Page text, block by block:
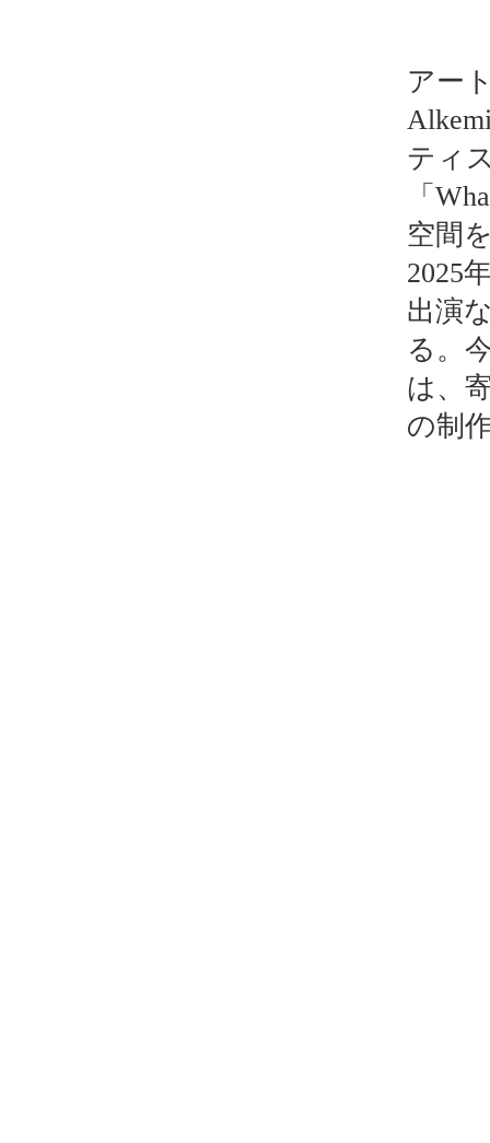
アー
ティ
「
空間
2025
出演
る。
は、
の制